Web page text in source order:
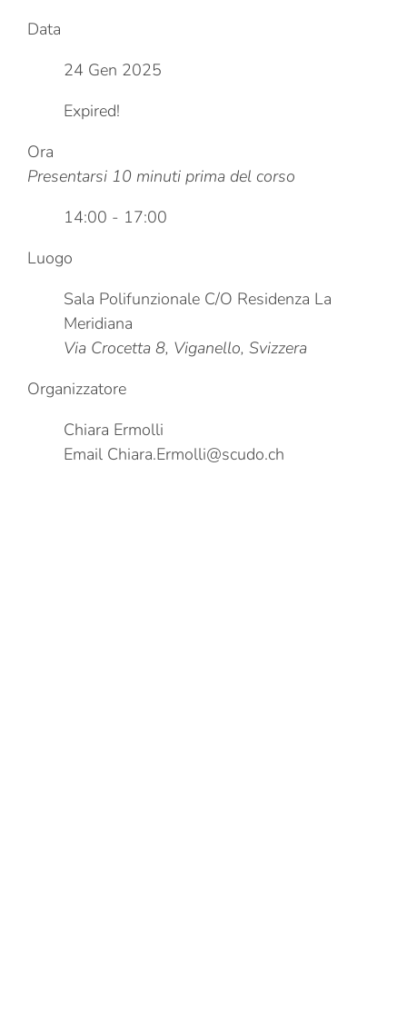
Data
24 Gen 2025
Expired!
Ora
Presentarsi 10 minuti prima del corso
14:00 - 17:00
Luogo
Sala Polifunzionale C/O Residenza La
Meridiana
Via Crocetta 8, Viganello, Svizzera
Organizzatore
Chiara Ermolli
Email Chiara.Ermolli@scudo.ch